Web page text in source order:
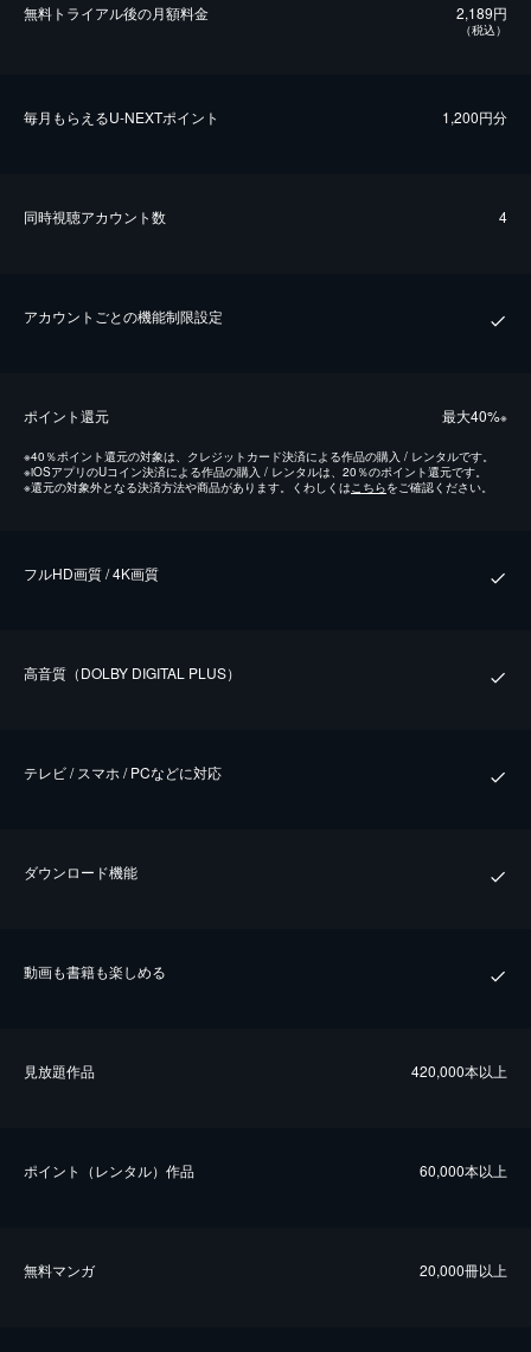
無料トライアル後の⽉額料金 2,189円
（税込）
毎⽉もらえるU-NEXTポイント 1,200円分
同時視聴アカウント数 4
アカウントごとの機能制限設定
ポイント還元 最⼤40%※
※40％ポイント還元の対象は、クレジットカード決済による作品の購入 / レンタルです。
※iOSアプリのUコイン決済による作品の購入 / レンタルは、20％のポイント還元です。
※還元の対象外となる決済方法や商品があります。くわしくは こちらをご確認ください。
フルHD画質 / 4K画質
⾼⾳質（DOLBY DIGITAL PLUS）
テレビ / スマホ / PCなどに対応
ダウンロード機能
動画も書籍も楽しめる
⾒放題作品 420,000本以上
ポイント（レンタル）作品 60,000本以上
無料マンガ 20,000冊以上